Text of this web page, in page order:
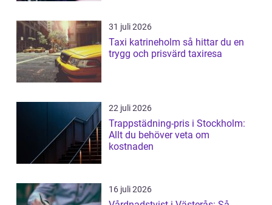
31 juli 2026
Taxi katrineholm så hittar du en
trygg och prisvärd taxiresa
22 juli 2026
Trappstädning-pris i Stockholm:
Allt du behöver veta om
kostnaden
16 juli 2026